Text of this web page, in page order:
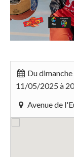
Du
11/05/2025 à
Avenue de